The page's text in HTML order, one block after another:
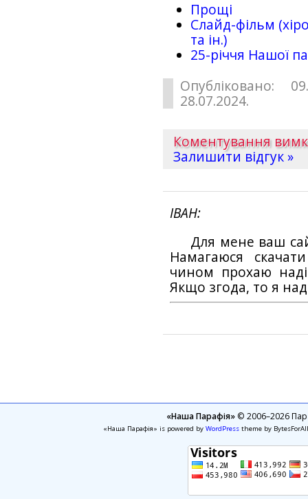
Прощі
Слайд-фільм
та ін.)
25-рiччя Нашої
Опубліковано:
28.07.2024.
Коментування
Залишити відгук »
ІВАН
Для мене ваш
Намагаюся
чином прохаю
Якщо згода, то я
«Наша Парафія»© 2006–2026
«Наша Парафія» is powered by WordPresstheme by